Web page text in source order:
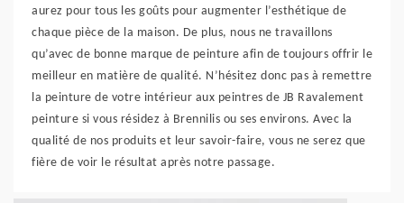
aurez pour tous les goûts pour augmenter l’esthétique de
chaque pièce de la maison. De plus, nous ne travaillons
qu’avec de bonne marque de peinture afin de toujours offrir le
meilleur en matière de qualité. N’hésitez donc pas à remettre
la peinture de votre intérieur aux peintres de JB Ravalement
peinture si vous résidez à Brennilis ou ses environs. Avec la
qualité de nos produits et leur savoir-faire, vous ne serez que
fière de voir le résultat après notre passage.